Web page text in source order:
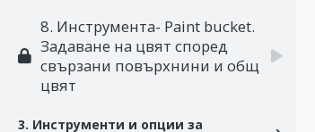
8. Инструмента- Paint bucket.
Задаване на цвят според
свързани повърхнини и общ
цвят
3. Инструменти и опции за